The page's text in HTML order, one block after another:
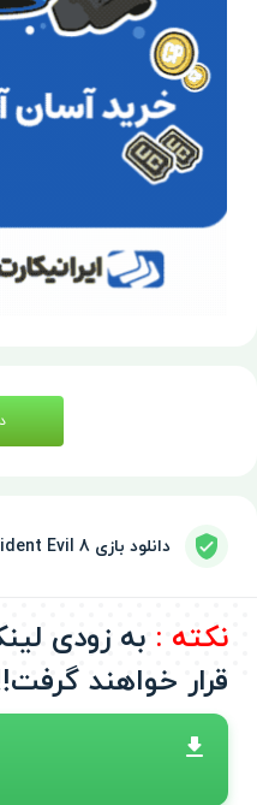
دانلود بازی Resident Evil 8 با لینک مستقیم
نکته : به زودی
قرار خواهند